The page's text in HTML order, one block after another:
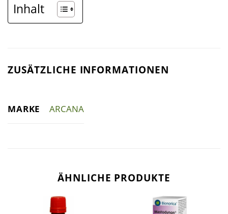
Inhalt
ZUSÄTZLICHE INFORMATIONEN
MARKE ARCANA
ÄHNLICHE PRODUKTE